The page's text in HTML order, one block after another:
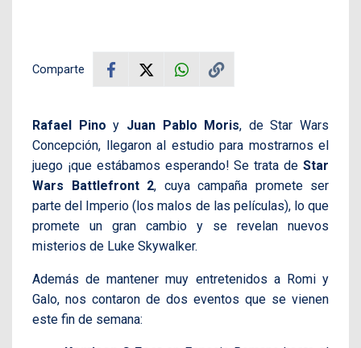
Comparte
Rafael Pino y Juan Pablo Moris, de Star Wars
Concepción, llegaron al estudio para mostrarnos el
juego ¡que estábamos esperando! Se trata de Star
Wars Battlefront 2, cuya campaña promete ser
parte del Imperio (los malos de las películas), lo que
promete un gran cambio y se revelan nuevos
misterios de Luke Skywalker.
Además de mantener muy entretenidos a Romi y
Galo, nos contaron de dos eventos que se vienen
este fin de semana: